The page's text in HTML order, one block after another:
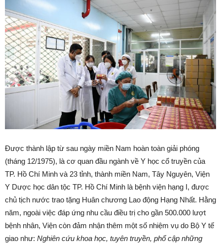
Được thành lập từ sau ngày miền Nam hoàn toàn giải phóng
(tháng 12/1975), là cơ quan đầu ngành về Y học cổ truyền của
TP. Hồ Chí Minh và 23 tỉnh, thành miền Nam, Tây Nguyên, Viện
Y Dược học dân tộc TP. Hồ Chí Minh là bệnh viện hạng I, được
chủ tịch nước trao tặng Huân chương Lao động Hạng Nhất. Hằng
năm, ngoài việc đáp ứng nhu cầu điều trị cho gần 500.000 lượt
bệnh nhân, Viện còn đảm nhận thêm một số nhiệm vụ do Bộ Y tế
giao như: Nghiên cứu khoa học, tuyên truyền, phổ cập những